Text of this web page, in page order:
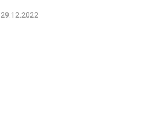
29.12.2022